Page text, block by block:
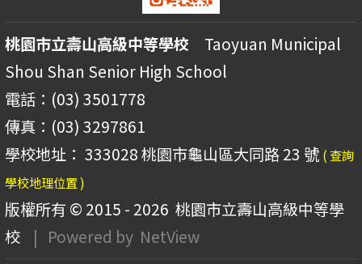
桃園市立壽山高級中等學校 Taoyuan Municipal
Shou Shan Senior High School
電話：(03) 3501778
傳真：(03) 3297861
學校地址： 333028 桃園市龜山區大同路 23 號 ( 查詢
學校地理位置 )
版權所有 © 2015 - 2026 桃園市立壽山高級中等學
校
| Powered by NetView